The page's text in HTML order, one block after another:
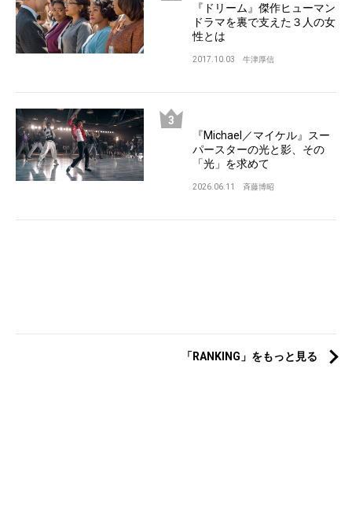
『ドリーム』傑作ヒューマン
ドラマを裏で支えた３人の女
性とは
2017.10.03 牛津厚信
『Michael／マイケル』スー
パースターの光と影、その
「光」を求めて
2026.06.11 斉藤博昭
「RANKING」をもっと見る